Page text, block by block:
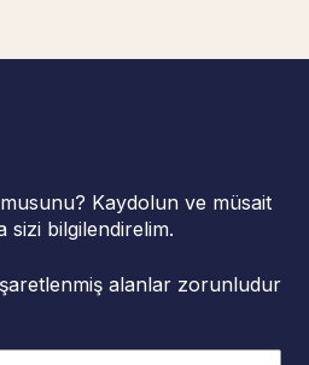
musunu? Kaydolun ve müsait
bilgilendirelim.
alanlar zorunludur